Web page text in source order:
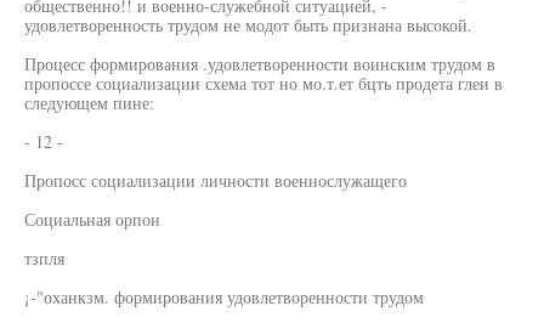
общественно!! и военно-служебной ситуацией, -
удовлетворенность трудом не модот быть признана высокой.
Процесс формирования .удовлетворенности воинским трудом в
пропоссе социализации схема тот но мо.т.ет бцть продета глеи в
следующем пине:
- 12 -
Пропосс социализации личности военнослужащего
Социальная орпон
тзпля
¡-"оханкзм. формирования удовлетворенности трудом